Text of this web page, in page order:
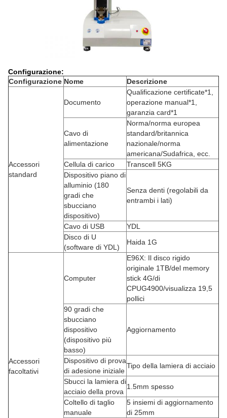
Configurazione:
Configurazione Nome Descrizione
Accessori
standard
Documento
Qualificazione certificate*1,
operazione manual*1,
garanzia card*1
Cavo di
alimentazione
Norma/norma europea
standard/britannica
nazionale/norma
americana/Sudafrica, ecc.
Cellula di carico
Transcell 5KG
Dispositivo piano di
alluminio (180
gradi che
sbucciano
dispositivo)
Senza denti (regolabili da
entrambi i lati)
Cavo di USB
YDL
Disco di U
(software di YDL)
Haida 1G
Accessori
facoltativi
Computer
E96X: Il disco rigido
originale 1TB/del memory
stick 4G/di
CPUG4900/visualizza 19,5
pollici
90 gradi che
sbucciano
dispositivo
(dispositivo più
basso)
Aggiornamento
Dispositivo di prova
di adesione iniziale
Tipo della lamiera di acciaio
Sbucci la lamiera di
acciaio della prova
1.5mm spesso
Coltello di taglio
manuale
5 insiemi di aggiornamento
di 25mm